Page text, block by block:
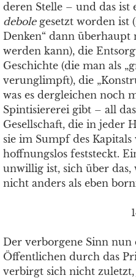
deren Stelle – und das ist
debolegesetzt worden ist
Denken“ dann überhaupt
werden kann), die
Geschichte (die man als
verunglimpft), die
was es dergleichen noch
Spintisiererei gibt – all
Gesellschaft, die in jeder
sie im Sumpf des
hoffnungslos feststeckt.
unwillig ist, sich über das,
nicht anders als eben
Der verborgene Sinn nun
Öffentlichen durch das
verbirgt sich nicht